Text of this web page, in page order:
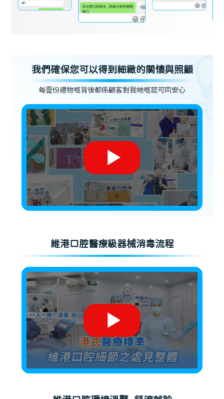
我們確保您可以得到細緻的關懷與照顧
每壹份禮物嘅背後都係顧客對我哋嘅認可同安心
維港口腔醫療級器械消毒流程